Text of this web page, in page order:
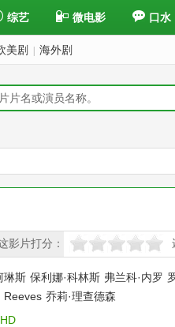
综艺 微电影 口水
美剧 海外剧
影片打分：
较差 还行推荐 力荐
琳斯 保利娜·科林斯 弗兰科·内罗
Reeves 乔莉·理查德森